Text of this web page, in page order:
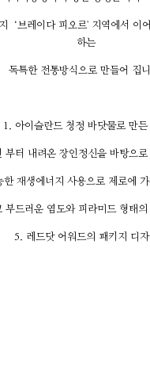
‘브레이다 피오르' 지역에서 이
하는
독특한 전통방식으로 만들어 집
1. 아이슬란드 청정 바닷물로 만든
부터 내려온 장인정신을 바탕으
한 재생에너지 사용으로 제로에
부드러운 염도와 피라미드 형태
5. 레드닷 어워드의 패키지 디자